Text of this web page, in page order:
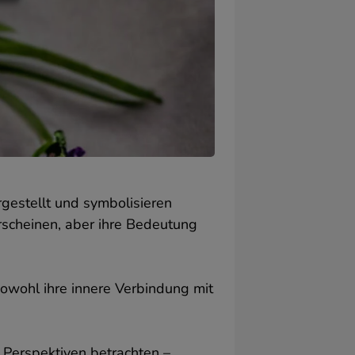
und symbolisieren
aber ihre Bedeutung
ihre innere Verbindung mit